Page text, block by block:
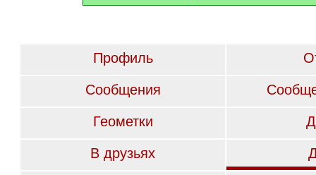
Профиль
Сообщения
Геометки
В друзьях